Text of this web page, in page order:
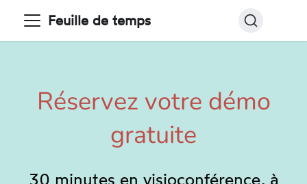
Feuille de temps
Réservez votre démo
gratuite
30 minutes en visioconférence, à